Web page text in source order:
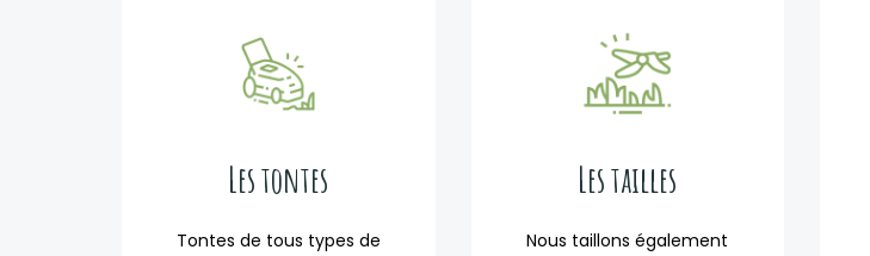
Les tontes
Tontes de tous types de
Les tailles
Nous taillons également